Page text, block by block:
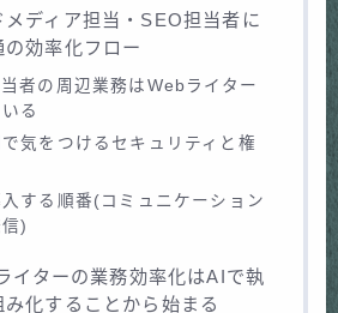
ディア担当・SEO担当者に
効率化フロー
者の周辺業務はWebライター
る
気をつけるセキュリティと権
する順番(コミュニケーション
)
イターの業務効率化はAIで執
化することから始まる